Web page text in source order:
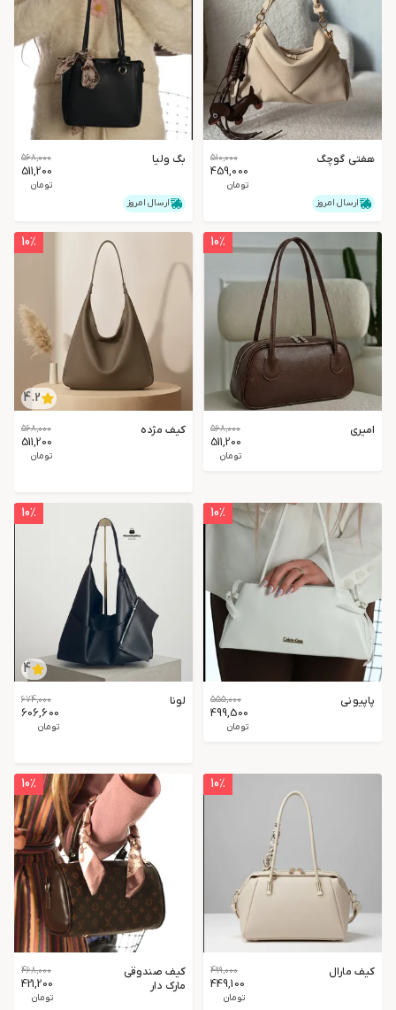
هفتی گوچگ 510,000
459,000
تومان
ارسال امروز
بگ ولیا 568,000
511,200
تومان
ارسال امروز
10٪
امیری 568,000
511,200
تومان
10٪
4.2
کیف مژده 568,000
511,200
تومان
10٪
پاپیونی 555,000
499,500
تومان
10٪
4
لونا 674,000
606,600
تومان
10٪
کیف مارال 499,000
449,100
تومان
10٪
کیف صندوقی
مارک دار
468,000
421,200
تومان